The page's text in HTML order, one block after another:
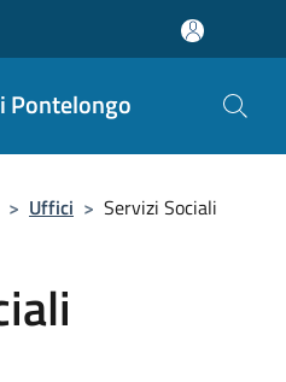
Pontelongo
> Uffici > Servizi Sociali